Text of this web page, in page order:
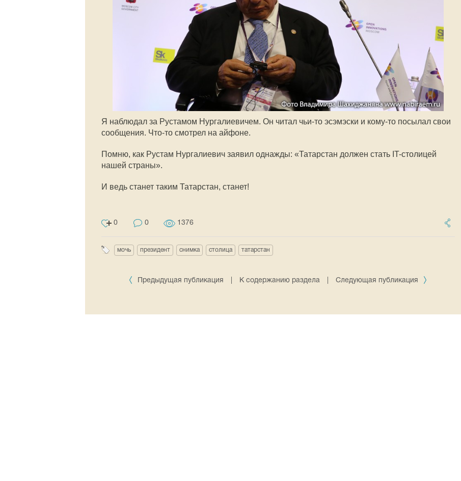
Я наблюдал за Рустамом Нургалиевичем. Он читал чьи-то эсэмэски и кому-то посылал свои
сообщения. Что-то смотрел на айфоне.
Помню, как Рустам Нургалиевич заявил однажды: «Татарстан должен стать IT-столицей
нашей страны».
И ведь станет таким Татарстан, станет!
0 0 1376
мочь президент снимка столица татарстан
Предыдущая публикация К содержанию раздела Следующая публикация